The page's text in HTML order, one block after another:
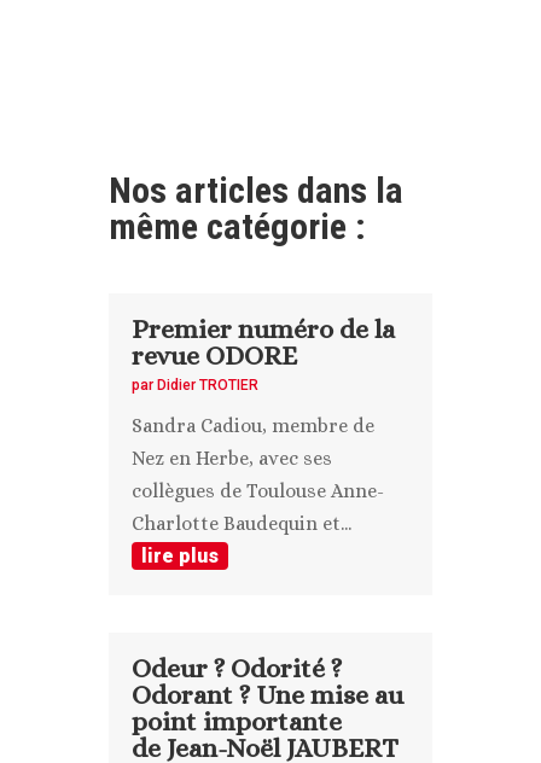
Nos articles dans la
même catégorie :
Premier numéro de la
revue ODORE
par Didier TROTIER
Sandra Cadiou, membre de
Nez en Herbe, avec ses
collègues de Toulouse Anne-
Charlotte Baudequin et...
lire plus
Odeur ? Odorité ?
Odorant ? Une mise au
point importante
de Jean-Noël JAUBERT